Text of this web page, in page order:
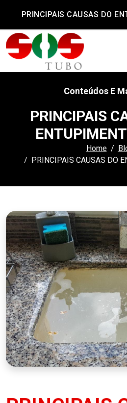
PRINCIPAIS CAUSAS DO
Conteúdos E
PRINCIPAIS
Home
PRINCIPAIS CAUSAS DO